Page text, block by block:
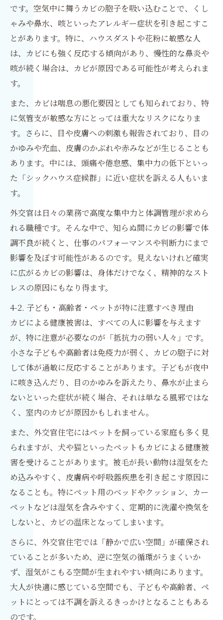
です。空気中に舞うカビの胞子を吸い込むことで、くし
ゃみや鼻水、咳といったアレルギー症状を引き起こすこ
とがあります。特に、ハウスダストや花粉に敏感な人
は、カビにも強く反応する傾向があり、慢性的な鼻炎や
咳が続く場合は、カビが原因である可能性が考えられま
す。
また、カビは喘息の悪化要因としても知られており、特
に気管支が敏感な方にとっては重大なリスクになりま
す。さらに、目や皮膚への刺激も報告されており、目の
かゆみや充血、皮膚のかぶれや赤みなどが生じることも
あります。中には、頭痛や倦怠感、集中力の低下といっ
た「シックハウス症候群」に近い症状を訴える人もいま
す。
外交官は日々の業務で高度な集中力と体調管理が求めら
れる職種です。そんな中で、知らぬ間にカビの影響で体
調不良が続くと、仕事のパフォーマンスや判断力にまで
影響を及ぼす可能性があるのです。見えないけれど確実
に広がるカビの影響は、身体だけでなく、精神的なスト
レスの原因にもなり得ます。
4-2. 子ども・高齢者・ペットが特に注意すべき理由
カビによる健康被害は、すべての人に影響を与えます
が、特に注意が必要なのが「抵抗力の弱い人々」です。
小さな子どもや高齢者は免疫力が弱く、カビの胞子に対
して体が過敏に反応することがあります。子どもが夜中
に咳き込んだり、目のかゆみを訴えたり、鼻水が止まら
ないといった症状が続く場合、それは単なる風邪ではな
く、室内のカビが原因かもしれません。
また、外交官住宅にはペットを飼っている家庭も多く見
られますが、犬や猫といったペットもカビによる健康被
害を受けることがあります。被毛が長い動物は湿気をた
め込みやすく、皮膚病や呼吸器疾患を引き起こす原因に
なることも。特にペット用のベッドやクッション、カー
ペットなどは湿気を含みやすく、定期的に洗濯や換気を
しないと、カビの温床となってしまいます。
さらに、外交官住宅では「静かで広い空間」が確保され
ていることが多いため、逆に空気の循環がうまくいか
ず、湿気がこもる空間が生まれやすい傾向にあります。
大人が快適に感じている空間でも、子どもや高齢者、ペ
ットにとっては不調を訴えるきっかけとなることもある
のです。